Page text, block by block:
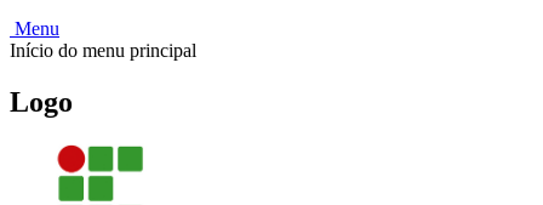
Menu
Início do menu principal
Logo